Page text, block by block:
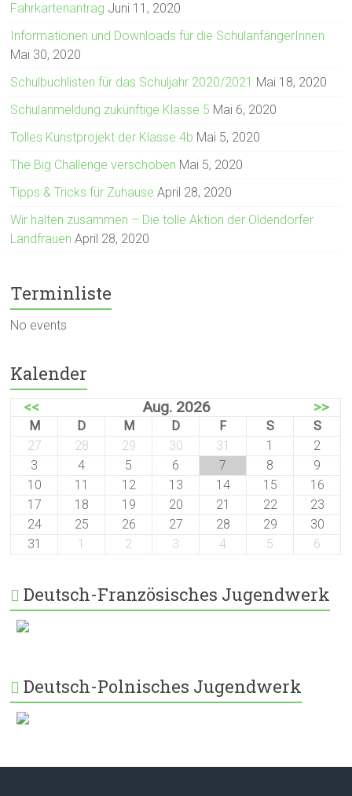
Fahrkartenantrag Juni 11, 2020
Informationen und Downloads für die SchulanfängerInnen
Mai 30, 2020
Schulbuchlisten für das Schuljahr 2020/2021 Mai 18, 2020
Schulanmeldung zukünftige Klasse 5 Mai 6, 2020
Tolles Kunstprojekt der Klasse 4b Mai 5, 2020
The Big Challenge verschoben Mai 5, 2020
Tipps & Tricks für Zuhause April 28, 2020
Wir halten zusammen – Die tolle Aktion der Oldendorfer
Landfrauen April 28, 2020
Terminliste
No events
Kalender
<< Aug. 2026 >>
M D M D F S
S
27
28 29 30 31 1
2
3
4 5 6 7 8
9
10
11 12 13 14 15
16
17
18 19 20 21 22
23
24
25 26 27 28 29
30
31
1 2 3 4 5 6
Deutsch-Französisches Jugendwerk
Deutsch-Polnisches Jugendwerk